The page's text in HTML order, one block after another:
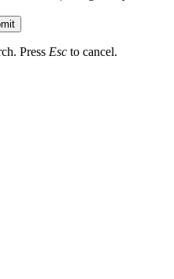
Press Esc to cancel.